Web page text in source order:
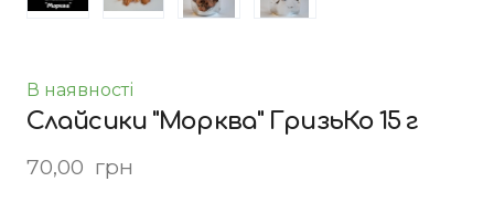
В наявності
Слайсики "Морква" ГризьКо 15 г
70,00  грн